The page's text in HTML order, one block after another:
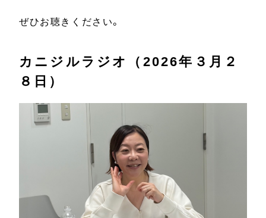
ぜひお聴きください。
カニジルラジオ（2026年３月２
８日）